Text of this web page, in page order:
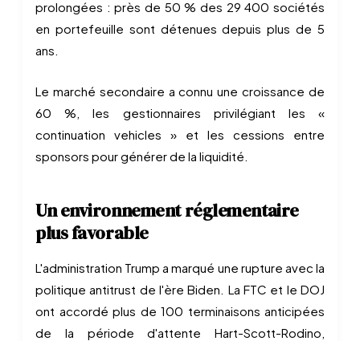
prolongées : près de 50 % des 29 400 sociétés
en portefeuille sont détenues depuis plus de 5
ans.
Le marché secondaire a connu une croissance de
60 %, les gestionnaires privilégiant les «
continuation vehicles » et les cessions entre
sponsors pour générer de la liquidité.
Un environnement réglementaire
plus favorable
L'administration Trump a marqué une rupture avec la
politique antitrust de l'ère Biden. La FTC et le DOJ
ont accordé plus de 100 terminaisons anticipées
de la période d'attente Hart-Scott-Rodino,